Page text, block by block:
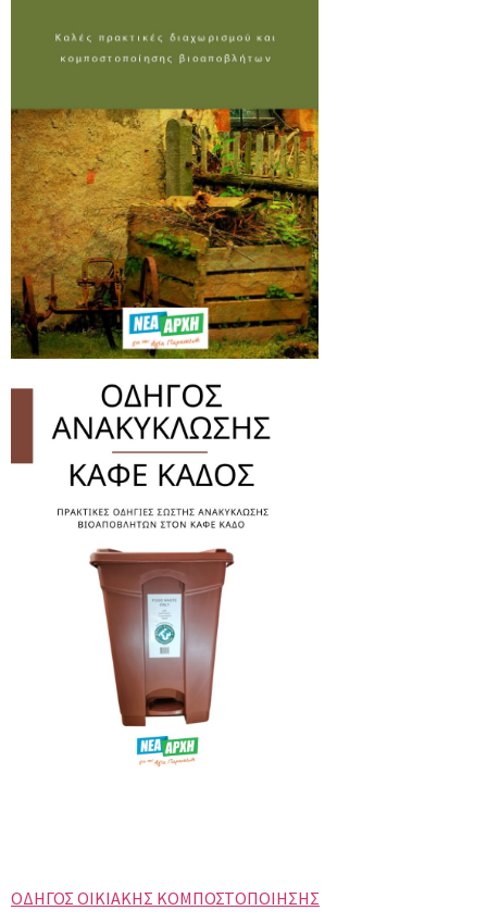
ΟΔΗΓΟΣ ΟΙΚΙΑΚΗΣ ΚΟΜΠΟΣΤΟΠΟΙΗΣΗΣ